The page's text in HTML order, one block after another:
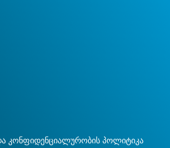
კონფიდენციალურობის პოლიტიკა